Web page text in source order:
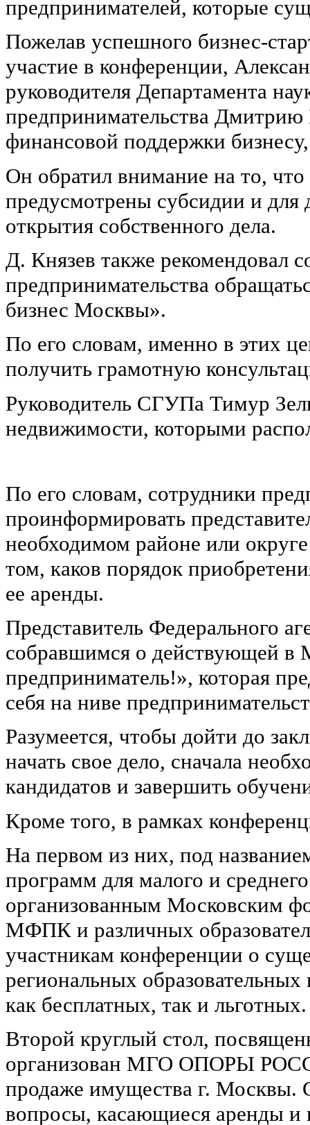
предпринимателей, которые
Пожелав успешного бизнес-
участие в конференции,
руководителя Департамента
предпринимательства Дмитрию
финансовой поддержки
Он обратил внимание на то,
предусмотрены субсидии и
открытия собственного дела.
Д. Князев также рекомендовал
предпринимательства
бизнес Москвы».
По его словам, именно в этих
получить грамотную
Руководитель СГУПа Тимур
недвижимости, которыми
По его словам, сотрудники
проинформировать
необходимом районе или
том, каков порядок
ее аренды.
Представитель Федерального
собравшимся о действующей в
предприниматель!», которая
себя на ниве
Разумеется, чтобы дойти до
начать свое дело, сначала
кандидатов и завершить
Кроме того, в рамках
На первом из них, под
программ для малого и
организованным Московским
МФПК и различных
участникам конференции о
региональных
как бесплатных, так и льготных.
Второй круглый стол,
организован МГО ОПОРЫ
продаже имущества г. Москвы.
вопросы, касающиеся аренды